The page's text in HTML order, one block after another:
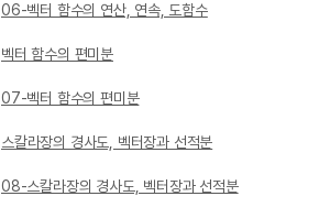
06-벡터 함수의 연산, 연속, 도함수
벡터 함수의 편미분
07-벡터 함수의 편미분
스칼라장의 경사도, 벡터장과 선적분
08-스칼라장의 경사도, 벡터장과 선적분